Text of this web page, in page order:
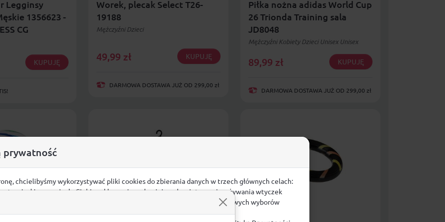
Legginsy
1356623 -
CG
KUPUJĘ
Worek, plecak Select T26-
19188
Mężczyźni Dzieci
49,99 zł KUPUJĘ
DARMOWA DOSTAWA JUŻ OD 299,00 zł
Piłka nożna adidas World Cup
26 Trionda Training sala
JD8048
Mężczyźni Kobiety Dzieci Unisex Unisex
89,99 zł KUPUJĘ
DARMOWA DOSTAWA JUŻ OD 299,00 zł
prywatność
chcielibyśmy wykorzystywać pliki cookies do zbierania danych w trzech głównych celach:
stronie, kierowania do Ciebie reklam w innych miejscach w internecie, używania wtyczek
poniżej, by wyrazić zgodę lub przejdź do ustawień, by dokonać szczegółowych wyborów